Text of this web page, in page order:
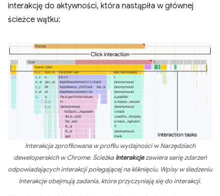
interakcję do aktywności, która nastąpiła w głównej
ścieżce wątku:
Interakcja zprofilowana w profilu wydajności w Narzędziach
deweloperskich w Chrome. ŚcieżkaInterakcjezawiera serię zdarzeń
odpowiadających interakcji polegającej na kliknięciu. Wpisy w śledzeniu
Interakcje obejmują zadania, które przyczyniają się do interakcji.